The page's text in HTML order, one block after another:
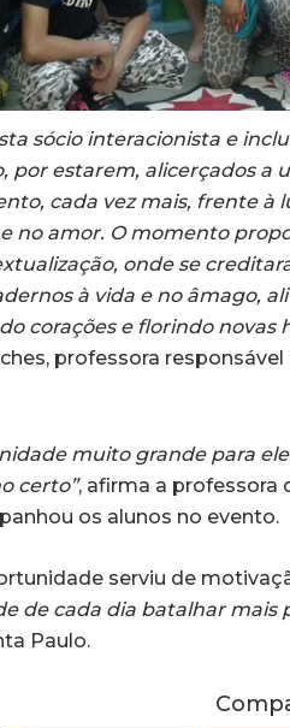
sócio interacionista e
por estarem, alicerçados
cada vez mais, frente à
no amor. O momento
onde se
à vida e no âmago,
corações e florindo novas
professora
muito grande para
certo”, afirma a professora
os alunos no evento.
serviu de
de cada dia batalhar
Paulo.